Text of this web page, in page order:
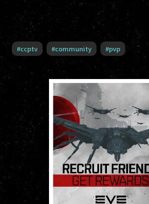
#ccptv #community #pvp